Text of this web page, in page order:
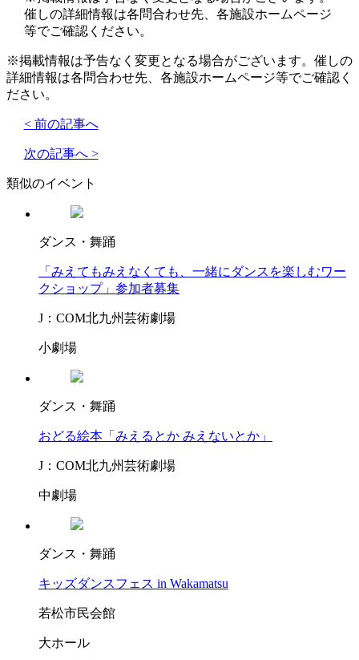
催しの詳細情報は各問合わせ先、各施設ホームページ
等でご確認ください。
※掲載情報は予告なく変更となる場合がございます。催しの
詳細情報は各問合わせ先、各施設ホームページ等でご確認く
ださい。
< 前の記事へ
次の記事へ >
類似のイベント
ダンス・舞踊
「みえてもみえなくても、一緒にダンスを楽しむワー
クショップ」参加者募集
J：COM北九州芸術劇場
小劇場
ダンス・舞踊
おどる絵本「みえるとか みえないとか」
J：COM北九州芸術劇場
中劇場
ダンス・舞踊
キッズダンスフェス in Wakamatsu
若松市民会館
大ホール